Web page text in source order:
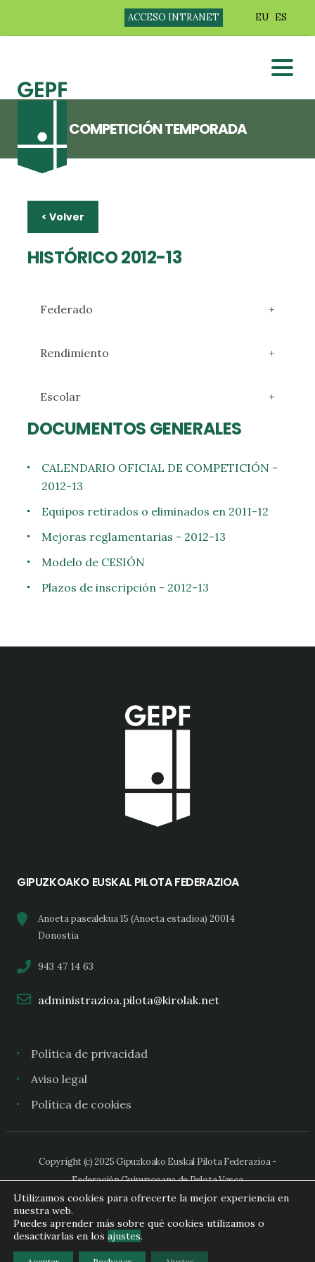
ACCESO INTRANET EU ES
COMPETICIÓN TEMPORADA
< Volver
HISTÓRICO 2012-13
Federado
Rendimiento
Escolar
DOCUMENTOS GENERALES
CALENDARIO OFICIAL DE COMPETICIÓN -
2012-13
Equipos retirados o eliminados en 2011-12
Mejoras reglamentarias - 2012-13
Modelo de CESIÓN
Plazos de inscripción - 2012-13
GIPUZKOAKO EUSKAL PILOTA FEDERAZIOA
Anoeta pasealekua 15 (Anoeta estadioa) 20014
Donostia
943 47 14 63
administrazioa.pilota@kirolak.net
Política de privacidad
Aviso legal
Política de cookies
Copyright (c) 2025 Gipuzkoako Euskal Pilota Federazioa -
Federación Guipuzcoana de Pelota Vasca
Utilizamos cookies para ofrecerte la mejor experiencia en
nuestra web.
Puedes aprender más sobre qué cookies utilizamos o
desactivarlas en los ajustes.